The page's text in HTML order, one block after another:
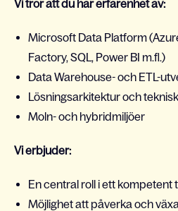
Vi tror att du har erfarenhet av:
Microsoft Data Platform
Factory, SQL, Power BI m.fl.)
Data Warehouse- och ETL-
Lösningsarkitektur och
Moln- och hybridmiljöer
Vi erbjuder:
En central roll i ett kompetent
Möjlighet att påverka och